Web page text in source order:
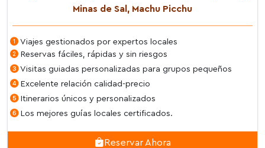
Minas de Sal, Machu Picchu
Viajes gestionados por expertos locales
Reservas fáciles, rápidas y sin riesgos
Visitas guiadas personalizadas para grupos pequeños
Excelente relación calidad-precio
Itinerarios únicos y personalizados
Los mejores guías locales certificados.
Reservar Ahora